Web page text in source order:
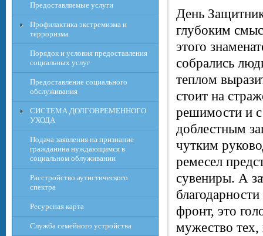
Предоставляемые услуги
Профилактика экстремизма и
терроризма
Порядок и условия предоставления
социальных услуг
Предоставление социального
обслуживания
СИСТЕМА ДОЛГОВРЕМЕННОГО
УХОДА
Подача заявления на признание
гражданина нуждающимся в
социальном облуживании
Расcтройство аутистического
спектра
Ресурсная карта
Служба семейного устройства
День
глубоким
этого
собрались
теплом
стоит на
решимости и
доблестным
чутким
ремесел
сувениры. А
фронт, это
мужество тех,